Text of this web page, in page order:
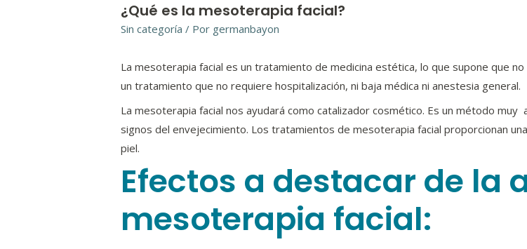
¿Qué es la mesoterapia facial?
Sin categoría / Por germanbayon
La mesoterapia facial es un tratamiento de medicina estética, lo que supone que
un tratamiento que no requiere hospitalización, ni baja médica ni anestesia general.
La mesoterapia facial nos ayudará como catalizador cosmético. Es un método
signos del envejecimiento. Los tratamientos de mesoterapia facial proporcionan
piel.
Efectos a destacar de la
mesoterapia facial: